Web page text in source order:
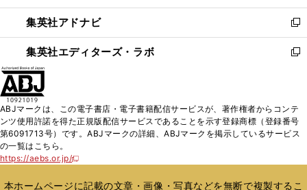
開
く
ウ
で
開
く
ン
ド
ウ
で
ウ
ィ
ン
ド
く
集英社アドナビ
新
し
い
ド
ウ
で
集英社エディターズ・ラボ
新
ィ
ン
ド
開
ABJマークは、この電子書店・電子書籍配信サービスが、著作権者からコンテ
ンツ使用許諾を得た正規版配信サービスであることを示す登録商標（登録番号
第6091713号）です。ABJマークの詳細、ABJマークを掲示しているサービス
の一覧はこちら。
https://aebs.or.jp/
新
い
本ホームページに記載の文章・画像・写真などを無断で複製するこ